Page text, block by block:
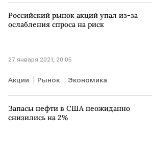
цены на продовольствие
Российский рынок акций упал из-за
ослабления спроса на риск
27 января 2021, 20:05
Акции Рынок Экономика
российский рынок акций активы
Запасы нефти в США неожиданно
снизились на 2%